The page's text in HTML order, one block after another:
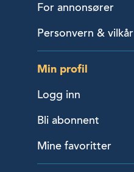
For annonsører
Personvern & vilkår
Min profil
Logg inn
Bli abonnent
Mine favoritter